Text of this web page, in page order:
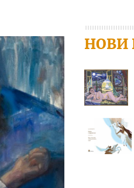
НОВИ